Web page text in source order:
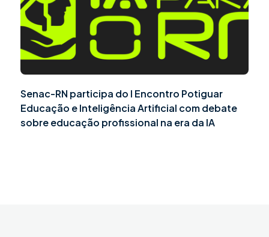
Senac-RN participa do I Encontro Potiguar
Educação e Inteligência Artificial com debate
sobre educação profissional na era da IA